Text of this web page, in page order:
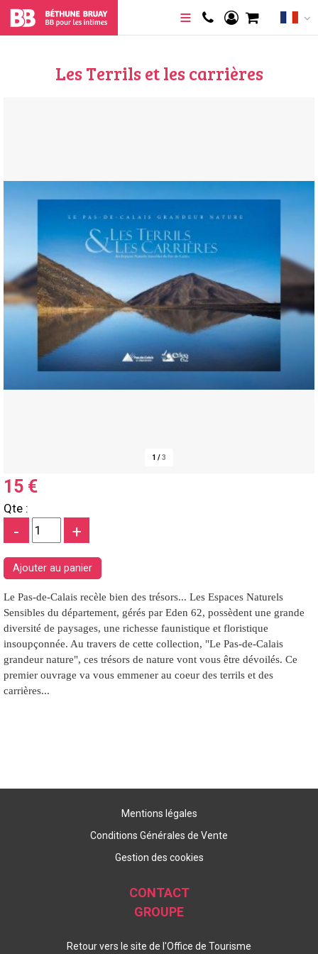
Les Terrils et les carrières
1 /3
15 €
Qte :
- +
Le Pas-de-Calais recèle bien des trésors... Les Espaces Naturels
Sensibles du département, gérés par Eden 62, possèdent une grande
diversité de paysages, une richesse faunistique et floristique
insoupçonnée. Au travers de cette collection, "Le Pas-de-Calais
grandeur nature", ces trésors de nature vont vous être dévoilés. Ce
premier ouvrage va vous emmener au coeur des terrils et des
carrières...
Mentions légales
Conditions Générales de Vente
Gestion des cookies
CONTACT
GROUPE
Retour vers le site de l'Office de Tourisme